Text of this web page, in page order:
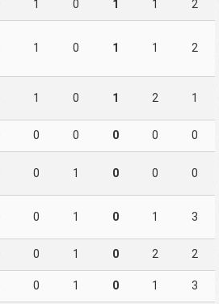
1 0 1 1 2
1 0 1 1 2
1 0 1 2 1
0 0 0 0 0
0 1 0 0 0
0 1 0 1 3
0 1 0 2 2
0 1 0 1 3